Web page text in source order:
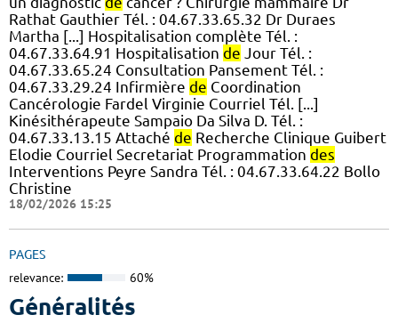
Rathat Gauthier Tél. : 04.67.33.65.32 Dr Duraes
Martha [...] Hospitalisation complète Tél. :
04.67.33.64.91 Hospitalisation de Jour Tél. :
04.67.33.65.24 Consultation Pansement Tél. :
04.67.33.29.24 Infirmière de Coordination
Cancérologie Fardel Virginie Courriel Tél. [...]
Kinésithérapeute Sampaio Da Silva D. Tél. :
04.67.33.13.15 Attaché de Recherche Clinique Guibert
Elodie Courriel Secretariat Programmation des
Interventions Peyre Sandra Tél. : 04.67.33.64.22 Bollo
Christine
18/02/2026 15:25
PAGES
relevance: 60%
Généralités